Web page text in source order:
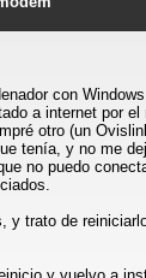
con
a internet por el
otro (un
tenía, y no me
no puedo
y trato de